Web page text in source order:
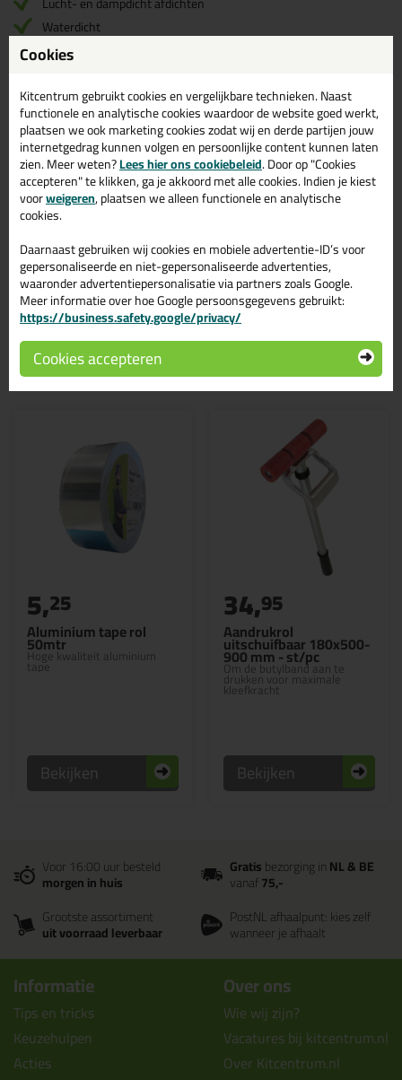
Waterdicht
Zeer goede UV-bestendigheid
Omschrijving Specificaties Reviews (0)
Kitcentrum Butylband rol
75mm x 10mtr in Zwart
Bestel de Kitcentrum Butylband rol 75mm x 10mtr in Zwart
vandaag nog! Vandaag besteld = morgen in huis.
Wil je meer weten over de toepassing en kenmerken van dit
product?Lees alles over dit product >
Gerelateerde producten
Aluminium tape rol
50mtr
Hoge kwaliteit aluminium
tape
5,25
Bekijken
Aandrukrol
uitschuifbaar 180x500-
900 mm - st/pc
Om de butylband aan te
drukken voor maximale
kleefkracht
34,95
Bekijken
Voor 16:00 uur besteld
morgen in huis
Gratisbezorging inNL & BE
vanaf75,-
Grootste assortiment
uit voorraad leverbaar
PostNL afhaalpunt: kies zelf
wanneer je afhaalt
Informatie
Tips en tricks
Keuzehulpen
Acties
Over ons
Wie wij zijn?
Vacatures bij kitcentrum.nl
Over Kitcentrum.nl
Cookies
Kitcentrum gebruikt cookies en vergelijkbare technieken. Naast
functionele en analytische cookies waardoor de website goed werkt,
plaatsen we ook marketing cookies zodat wij en derde partijen jouw
internetgedrag kunnen volgen en persoonlijke content kunnen laten
zien. Meer weten?Lees hier ons cookiebeleid. Door op "Cookies
accepteren" te klikken, ga je akkoord met alle cookies. Indien je kiest
voorweigeren, plaatsen we alleen functionele en analytische
cookies.
Daarnaast gebruiken wij cookies en mobiele advertentie-ID’s voor
gepersonaliseerde en niet-gepersonaliseerde advertenties,
waaronder advertentiepersonalisatie via partners zoals Google.
Meer informatie over hoe Google persoonsgegevens gebruikt:
https://business.safety.google/privacy/
Cookies accepteren